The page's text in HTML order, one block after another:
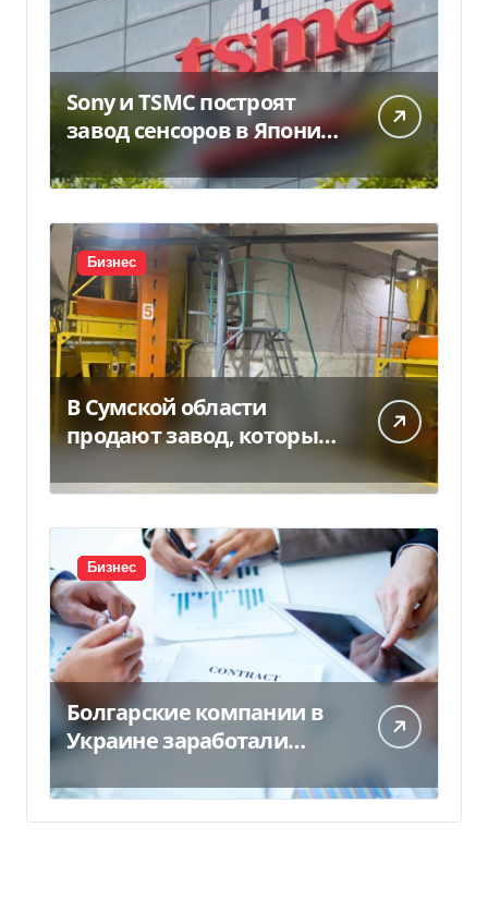
Sony и TSMC построят
завод сенсоров в Японии
за $6,4 млрд
Бизнес
В Сумской области
продают завод, который
продает 90% товаров за
границу
Бизнес
Болгарские компании в
Украине заработали
кто в лидерах